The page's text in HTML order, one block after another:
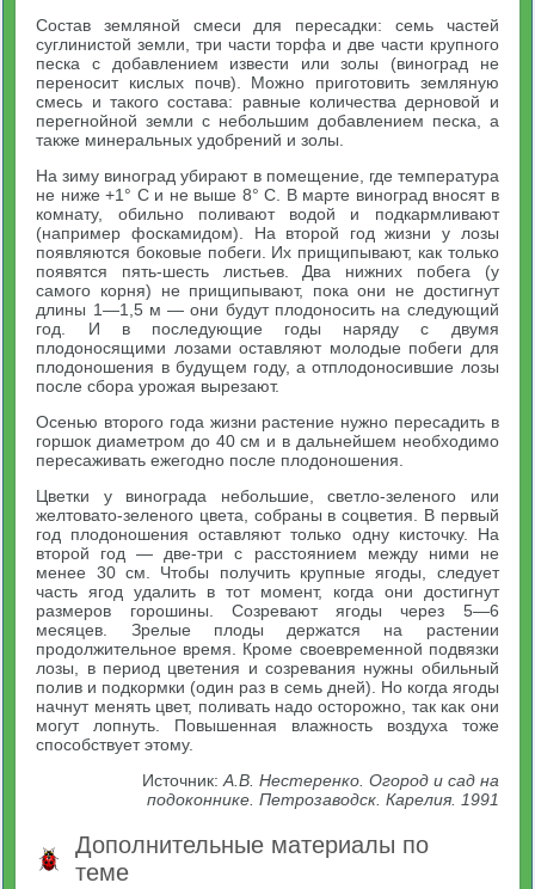
Состав земляной смеси для пересадки: семь частей
суглинистой земли, три части торфа и две части крупного
песка с добавлением извести или золы (виноград не
переносит кислых почв). Можно приготовить земляную
смесь и такого состава: равные количества дерновой и
перегнойной земли с небольшим добавлением песка, а
также минеральных удобрений и золы.
На зиму виноград убирают в помещение, где температура
не ниже +1° С и не выше 8° С. В марте виноград вносят в
комнату, обильно поливают водой и подкармливают
(например фоскамидом). На второй год жизни у лозы
появляются боковые побеги. Их прищипывают, как только
появятся пять-шесть листьев. Два нижних побега (у
самого корня) не прищипывают, пока они не достигнут
длины 1—1,5 м — они будут плодоносить на следующий
год. И в последующие годы наряду с двумя
плодоносящими лозами оставляют молодые побеги для
плодоношения в будущем году, а отплодоносившие лозы
после сбора урожая вырезают.
Осенью второго года жизни растение нужно пересадить в
горшок диаметром до 40 см и в дальнейшем необходимо
пересаживать ежегодно после плодоношения.
Цветки у винограда небольшие, светло-зеленого или
желтовато-зеленого цвета, собраны в соцветия. В первый
год плодоношения оставляют только одну кисточку. На
второй год — две-три с расстоянием между ними не
менее 30 см. Чтобы получить крупные ягоды, следует
часть ягод удалить в тот момент, когда они достигнут
размеров горошины. Созревают ягоды через 5—6
месяцев. Зрелые плоды держатся на растении
продолжительное время. Кроме своевременной подвязки
лозы, в период цветения и созревания нужны обильный
полив и подкормки (один раз в семь дней). Но когда ягоды
начнут менять цвет, поливать надо осторожно, так как они
могут лопнуть. Повышенная влажность воздуха тоже
способствует этому.
Источник: А.В. Нестеренко. Огород и сад на
подоконнике. Петрозаводск. Карелия. 1991
Дополнительные материалы по
теме